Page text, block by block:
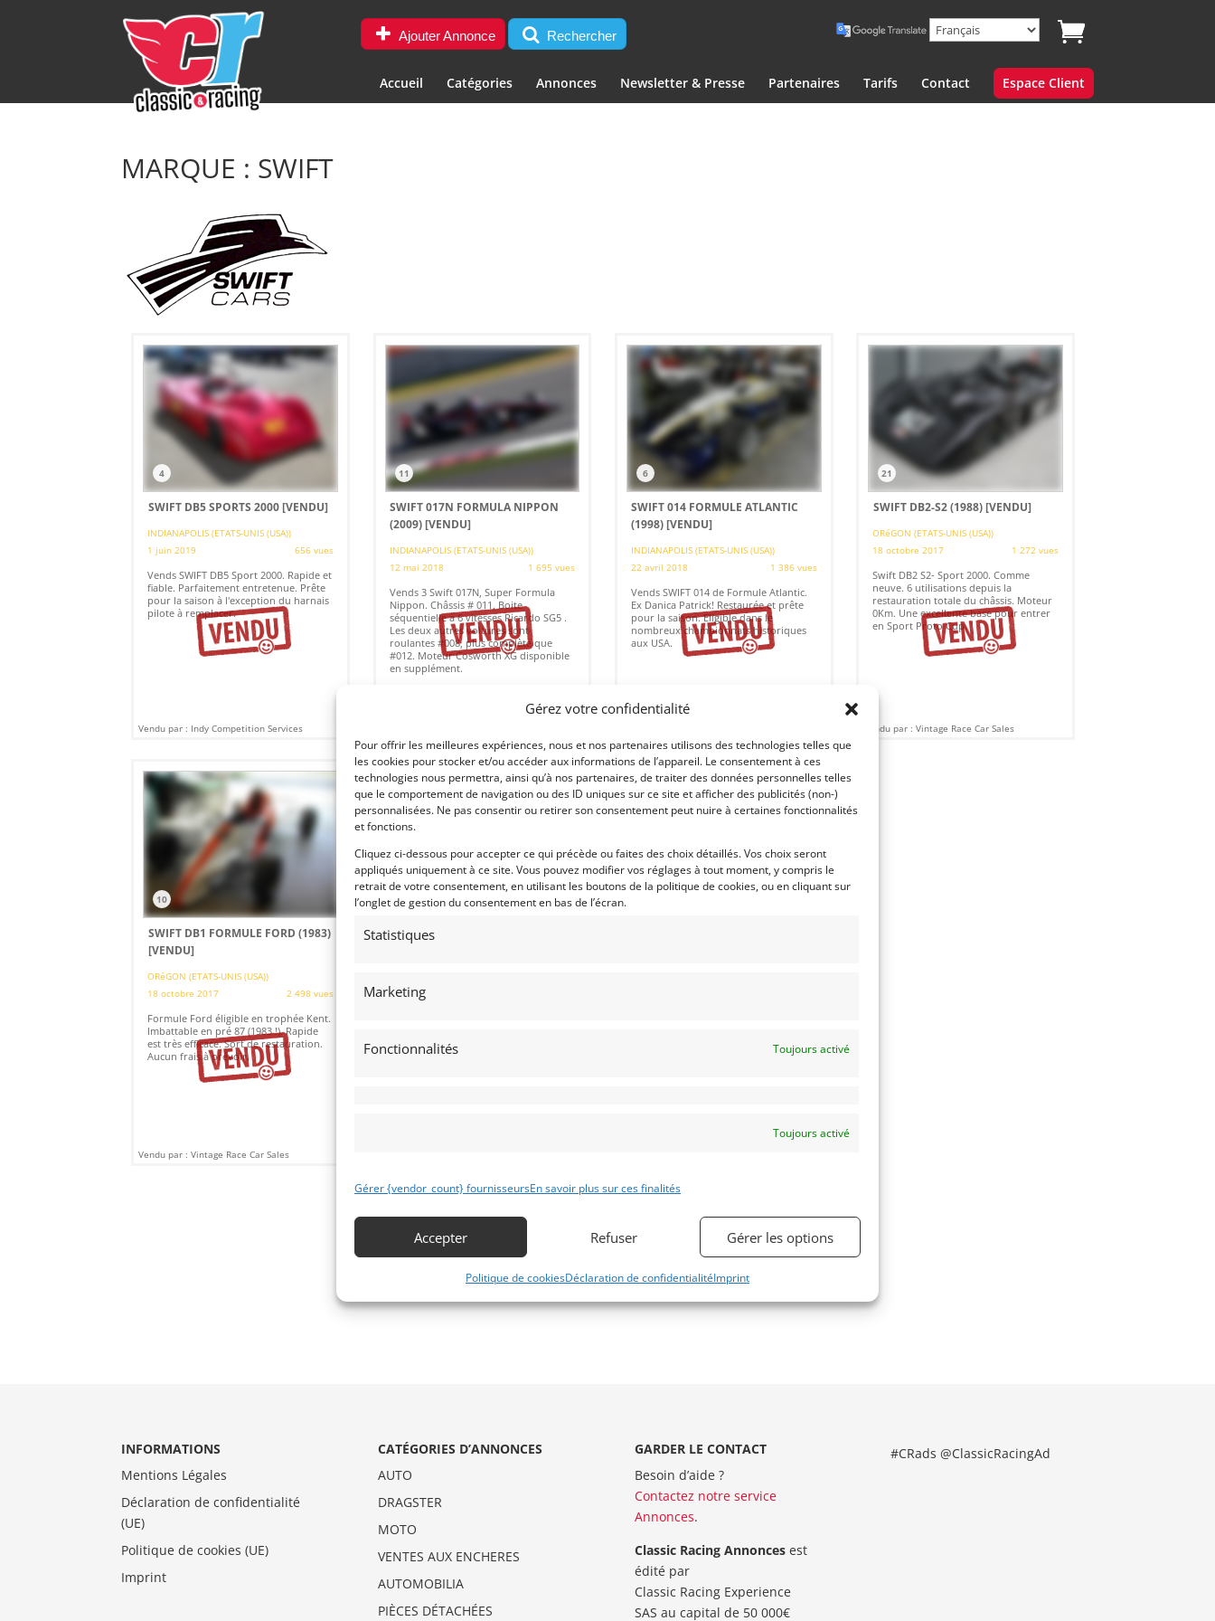
Gérez votre confidentialité
Pour offrir les meilleures expériences, nous et nos partenaires utilisons des technologies telles que
les cookies pour stocker et/ou accéder aux informations de l’appareil. Le consentement à ces
technologies nous permettra, ainsi qu’à nos partenaires, de traiter des données personnelles telles
que le comportement de navigation ou des ID uniques sur ce site et afficher des publicités (non-)
personnalisées. Ne pas consentir ou retirer son consentement peut nuire à certaines fonctionnalités
et fonctions.
Cliquez ci-dessous pour accepter ce qui précède ou faites des choix détaillés. Vos choix seront
appliqués uniquement à ce site. Vous pouvez modifier vos réglages à tout moment, y compris le
retrait de votre consentement, en utilisant les boutons de la politique de cookies, ou en cliquant sur
l’onglet de gestion du consentement en bas de l’écran.
Statistiques
Marketing
Fonctionnalités Toujours activé
Toujours activé
Gérer {vendor_count} fournisseursEn savoir plus sur ces finalités
Accepter Refuser Gérer les options
Politique de cookiesDéclaration de confidentialitéImprint
Ajouter Annonce Rechercher
Accueil Catégories Annonces Newsletter & Presse Partenaires Tarifs Contact Espace Client
MARQUE : SWIFT
4
SWIFT DB5 SPORTS 2000[VENDU]
INDIANAPOLIS (ETATS-UNIS (USA))
1 juin 2019
656 vues
Vends SWIFT DB5 Sport 2000. Rapide et
fiable. Parfaitement entretenue. Prête
pour la saison à l'exception du harnais
pilote à remplacer.
Vendu par : Indy Competition Services
11
SWIFT 017N FORMULA NIPPON
(2009)[VENDU]
INDIANAPOLIS (ETATS-UNIS (USA))
12 mai 2018
1 695 vues
Vends 3 Swift 017N, Super Formula
Nippon. Châssis # 011, Boite
séquentielle à 6 vitesses Ricardo SG5 .
Les deux autres voitures sont
roulantes #008, plus complète que
#012. Moteur Cosworth XG disponible
en supplément.
6
SWIFT 014 FORMULE ATLANTIC
(1998)[VENDU]
INDIANAPOLIS (ETATS-UNIS (USA))
22 avril 2018
1 386 vues
Vends SWIFT 014 de Formule Atlantic.
Ex Danica Patrick! Restaurée et prête
pour la saison. Eligible dans le
nombreux championnats historiques
aux USA.
21
SWIFT DB2-S2 (1988)[VENDU]
ORéGON (ETATS-UNIS (USA))
18 octobre 2017
1 272 vues
Swift DB2 S2- Sport 2000. Comme
neuve. 6 utilisations depuis la
restauration totale du châssis. Moteur
0Km. Une excellente base pour entrer
en Sport Proto Cup.
Vendu par : Vintage Race Car Sales
10
SWIFT DB1 FORMULE FORD (1983)
[VENDU]
ORéGON (ETATS-UNIS (USA))
18 octobre 2017
2 498 vues
Formule Ford éligible en trophée Kent.
Imbattable en pré 87 (1983 !). Rapide
est très efficace. Sort de restauration.
Aucun frais à prévoir.
Vendu par : Vintage Race Car Sales
INFORMATIONS
Mentions Légales
Déclaration de confidentialité
(UE)
Politique de cookies (UE)
Imprint
CATÉGORIES D’ANNONCES
AUTO
DRAGSTER
MOTO
VENTES AUX ENCHERES
AUTOMOBILIA
PIÈCES DÉTACHÉES
GARDER LE CONTACT
Besoin d’aide ?
Contactez notre service
Annonces.
Classic Racing Annoncesest
édité par
Classic Racing Experience
SAS au capital de 50 000€
#CRads @ClassicRacingAd